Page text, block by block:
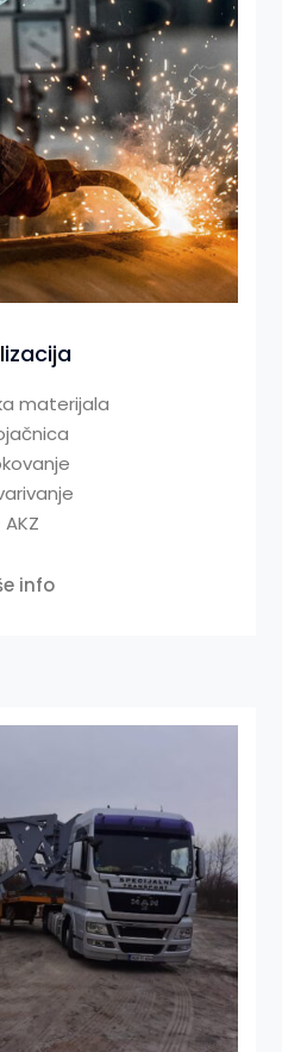
materijala
info